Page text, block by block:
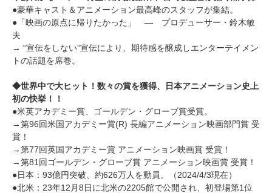
●豪華キャスト＆アニメーション最高峰のスタッフが集結。
●「映画の原点に帰りたかった」 ― プロデューサー・鈴木敏
夫
→ “宣伝をしない”宣伝により、期待感を醸成しエンターテイメン
トの話題を席巻。
◆世界中で大ヒット！数々の賞を獲得、日本アニメーション史上
初の快挙！！
●米英アカデミー賞、ゴールデン・グローブ賞受賞。
→第96回米国アカデミー賞(R) 長編アニメーション映画部門賞 受
賞！
→第77回英国アカデミー賞 アニメーション映画賞 受賞！
→第81回ゴールデン・グローブ賞 アニメーション映画賞 受賞！
●日本：93億円突破、約626万人を動員。（2024/4/3現在）
●北米：23年12月8日に北米の2205館で公開され、初登場第1位